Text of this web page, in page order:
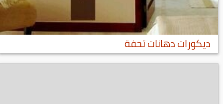
ديكورات دهانات تحفة